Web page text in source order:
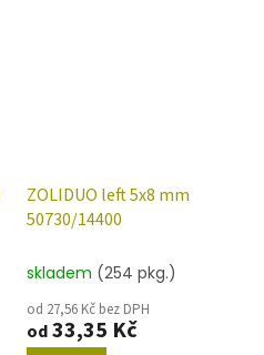
ZOLIDUO left 5x8 mm
50730/14400
skladem (254 pkg.)
od 27,56 Kč bez DPH
od33,35 Kč